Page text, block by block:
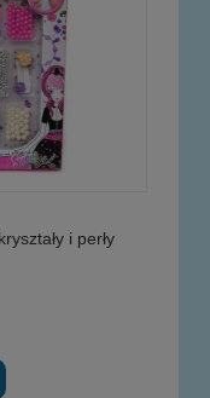
i perły